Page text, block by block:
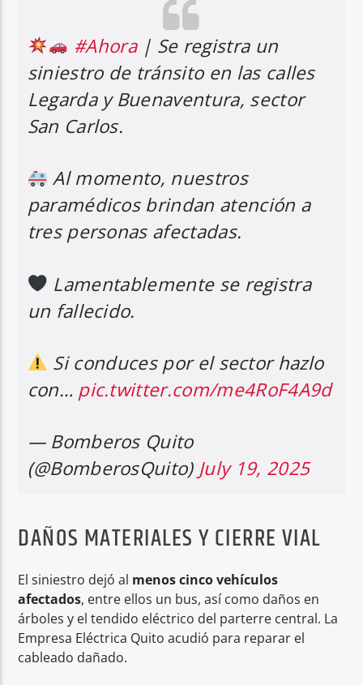
#Ahora| Se registra un
siniestro de tránsito en las calles
Legarda y Buenaventura, sector
San Carlos.
Al momento, nuestros
paramédicos brindan atención a
tres personas afectadas.
Lamentablemente se registra
un fallecido.
Si conduces por el sector hazlo
con… pic.twitter.com/me4RoF4A9d
— Bomberos Quito
(@BomberosQuito) July 19, 2025
DAÑOS MATERIALES Y CIERRE VIAL
El siniestro dejó al menos cinco vehículos
afectados, entre ellos un bus, así como daños en
árboles y el tendido eléctrico del parterre central. La
Empresa Eléctrica Quito acudió para reparar el
cableado dañado.